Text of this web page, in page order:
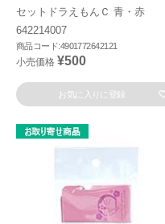
セットドラえもんＣ 青・赤
642214007
商品コード:4901772642121
小売価格 ¥500
お気に入りに登録